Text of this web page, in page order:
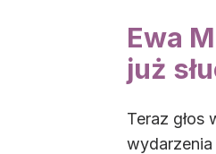
Ewa
już
Teraz głos